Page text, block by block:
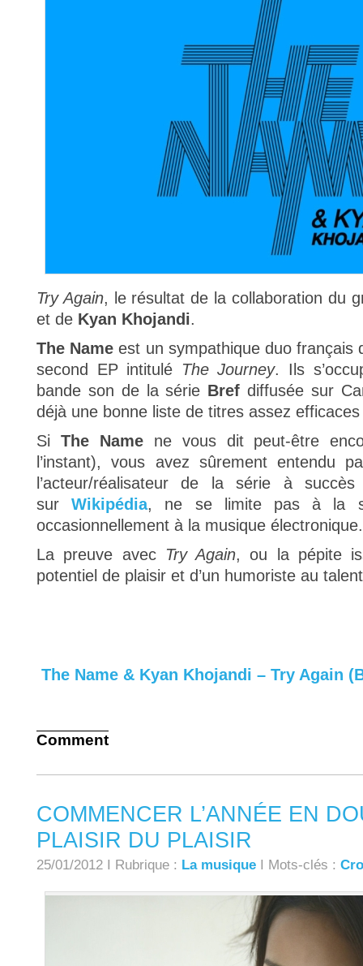
Try Again, le résultat de la collaboration du
et de Kyan Khojandi.
The Name est un sympathique duo français
second EP intitulé The Journey. Ils
bande son de la série Bref diffusée sur
déjà une bonne liste de titres assez
Si The Namene vous dit peut-être
l’instant), vous avez sûrement entendu
l’acteur/réalisateur de la série à
surWikipédia, ne se limite pas à la
occasionnellement à la musique électronique.
La preuve avec Try Again, ou la pépite
potentiel de plaisir et d’un humoriste au
The Name & Kyan Khojandi – Try Again
Comment
COMMENCER L’ANNÉE EN
PLAISIR DU PLAISIR
25/01/2012 I Rubrique : La musique I Mots-clés :